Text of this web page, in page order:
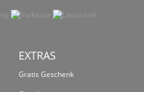
EXTRAS
Gratis Geschenk